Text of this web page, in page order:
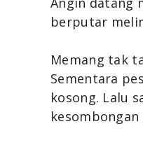
berputar
Memang tak
Sementara
kosong. Lalu